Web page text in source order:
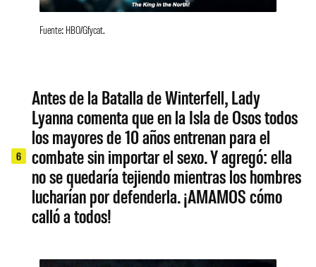
Fuente: HBO/Gfycat.
6
Antes de la Batalla de Winterfell, Lady
Lyanna comenta que en la Isla de Osos todos
los mayores de 10 años entrenan para el
combate sin importar el sexo. Y agregó: ella
no se quedaría tejiendo mientras los hombres
lucharían por defenderla. ¡AMAMOS cómo
calló a todos!